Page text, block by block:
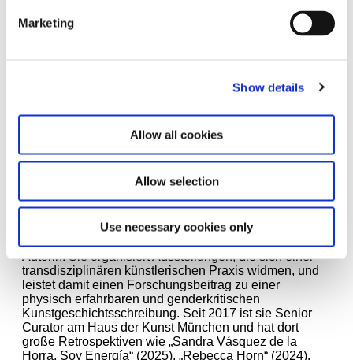
Marketing
Show details
Allow all cookies
Allow selection
Use necessary cookies only
Jana Baumannist Kuratorin, Herausgeberin und
Autorin. Sie organisiert Ausstellungen, die sich einer
transdisziplinären künstlerischen Praxis widmen, und
leistet damit einen Forschungsbeitrag zu einer
physisch erfahrbaren und genderkritischen
Kunstgeschichtsschreibung. Seit 2017 ist sie Senior
Curator am Haus der Kunst München und hat dort
große Retrospektiven wie „Sandra Vásquez de la
Horra. Soy Energía“ (2025), „Rebecca Horn“ (2024),